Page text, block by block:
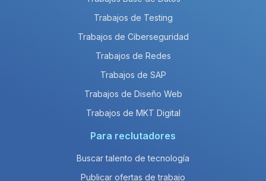
Trabajos de Testing
Trabajos de Ciberseguridad
Trabajos de Redes
Trabajos de SAP
Trabajos de Diseño Web
Trabajos de MKT Digital
Para reclutadores
Buscar talento de tecnología
Publicar ofertas de trabajo